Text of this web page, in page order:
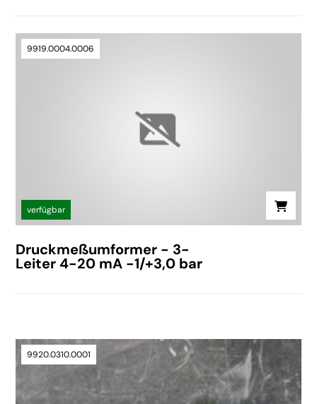
9919.0004.0006
verfügbar
Druckmeßumformer - 3-
Leiter 4-20 mA -1/+3,0 bar
9920.0310.0001